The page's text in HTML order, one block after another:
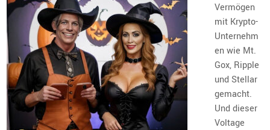
Vermögen
mit Krypto-
Unternehm
en wie Mt.
Gox, Ripple
und Stellar
gemacht.
Und dieser
Voltage